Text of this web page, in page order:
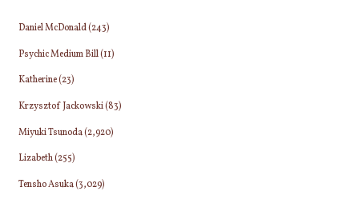
Daniel McDonald(243)
Psychic Medium Bill(11)
Katherine(23)
Krzysztof Jackowski(83)
Miyuki Tsunoda(2,920)
Lizabeth(255)
Tensho Asuka(3,029)